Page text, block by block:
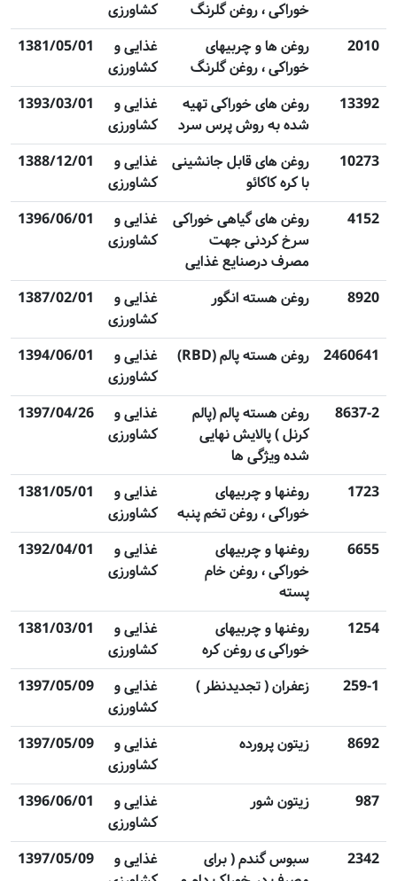
خوراکی ، روغن گلرنگ
کشاورزی
2010
روغن ها و چربیهای
خوراکی ، روغن گلرنگ
غذایی و
کشاورزی
1381/05/01
13392
روغن های خوراکی تهیه
شده به روش پرس سرد
غذایی و
کشاورزی
1393/03/01
10273
روغن های قابل جانشینی
با کره کاکائو
غذایی و
کشاورزی
1388/12/01
4152
روغن های گیاهی خوراکی
سرخ کردنی جهت
مصرف درصنایع غذایی
غذایی و
کشاورزی
1396/06/01
8920 روغن هسته انگور
غذایی و
کشاورزی
1387/02/01
2460641 روغن هسته پالم (RBD)
غذایی و
کشاورزی
1394/06/01
8637-2
روغن هسته پالم (پالم
کرنل ) پالایش نهایی
شده ویژگی ها
غذایی و
کشاورزی
1397/04/26
1723
روغنها و چربیهای
خوراکی ، روغن تخم پنبه
غذایی و
کشاورزی
1381/05/01
6655
روغنها و چربیهای
خوراکی ، روغن خام
پسته
غذایی و
کشاورزی
1392/04/01
1254
روغنها و چربیهای
خوراکی ی روغن کره
غذایی و
کشاورزی
1381/03/01
259-1 زعفران ( تجدیدنظر )
غذایی و
کشاورزی
1397/05/09
8692 زیتون پرورده
غذایی و
کشاورزی
1397/05/09
987 زیتون شور
غذایی و
کشاورزی
1396/06/01
2342
سبوس گندم ( برای
غذایی و
1397/05/09